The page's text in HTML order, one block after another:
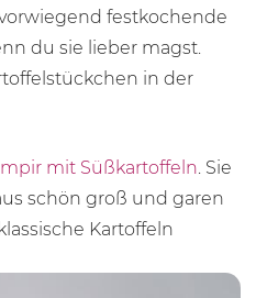
festkochende
du sie lieber magst.
in der
mit Süßkartoffeln . Sie
schön groß und garen
Kartoffeln